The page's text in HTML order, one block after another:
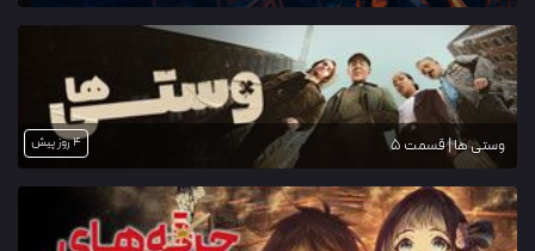
وستی ها | قسمت 5 4 روز پیش